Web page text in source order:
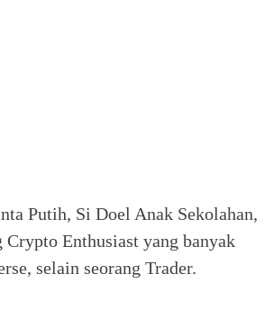
Putih, Si Doel Anak Sekolahan,
Enthusiast yang banyak
selain seorang Trader.